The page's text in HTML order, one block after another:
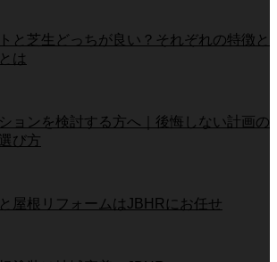
と芝生どっちが良い？それぞれの特徴と
は
ョンを検討する方へ｜後悔しない計画の
び方
屋根リフォームはJBHRにお任せ